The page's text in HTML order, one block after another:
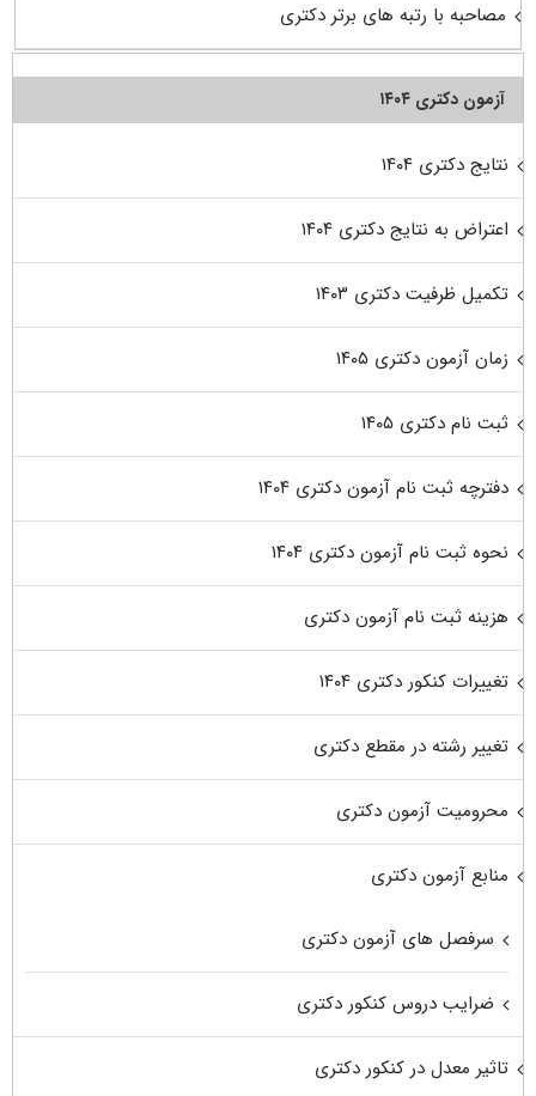
مصاحبه با رتبه های برتر دکتری
آزمون دکتری ۱۴۰۴
نتایج دکتری ۱۴۰۴
اعتراض به نتایج دکتری ۱۴۰۴
تکمیل ظرفیت دکتری ۱۴۰۳
زمان آزمون دکتری ۱۴۰۵
ثبت نام دکتری ۱۴۰۵
دفترچه ثبت نام آزمون دکتری ۱۴۰۴
نحوه ثبت نام آزمون دکتری ۱۴۰۴
هزینه ثبت نام آزمون دکتری
تغییرات کنکور دکتری ۱۴۰۴
تغییر رشته در مقطع دکتری
محرومیت آزمون دکتری
منابع آزمون دکتری
سرفصل های آزمون دکتری
ضرایب دروس کنکور دکتری
تاثیر معدل در کنکور دکتری